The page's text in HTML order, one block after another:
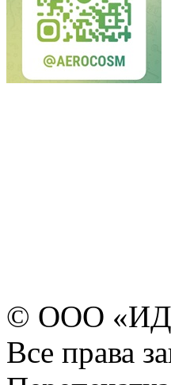
© ООО «ИД
Все права